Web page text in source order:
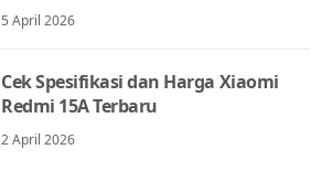
5 April 2026
Cek Spesifikasi dan Harga Xiaomi
Redmi 15A Terbaru
2 April 2026